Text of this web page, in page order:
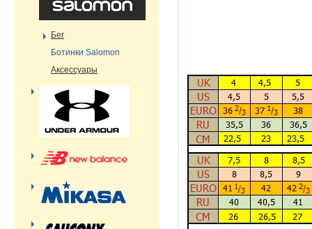
Бег
Ботинки Salomon
Аксессуары